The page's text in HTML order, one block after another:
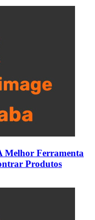
Melhor Ferramenta
Produtos